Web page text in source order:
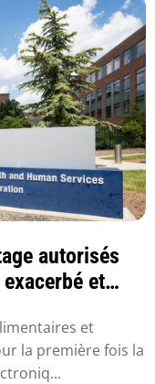
autorisés
et
et
la première fois la